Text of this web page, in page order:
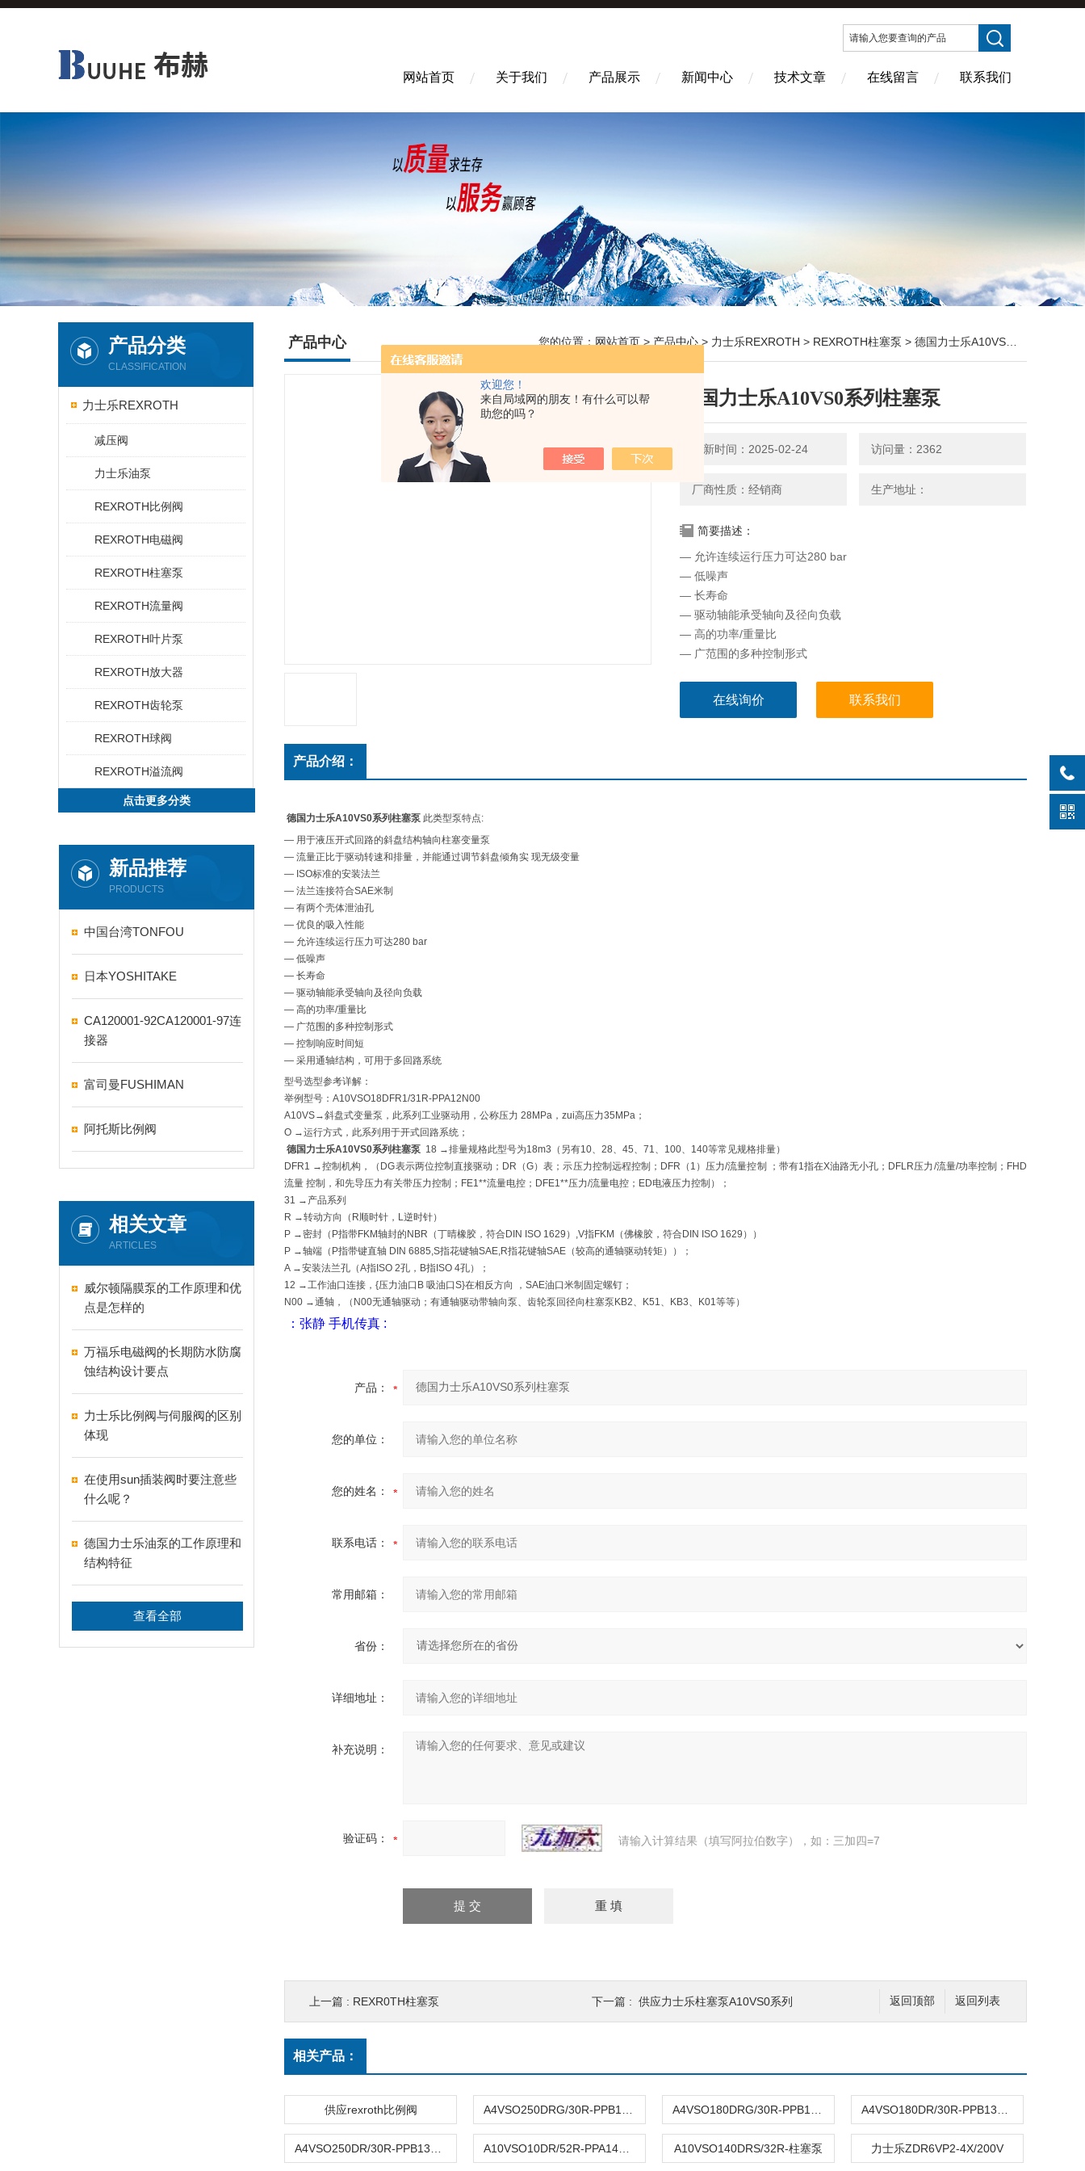
欢迎您！
来自局域网的朋友！有什么可以帮
助您的吗？
网站首页 关于我们 产品展示 新闻中心 技术文章 在线留言 联系我们
产品分类
CLASSIFICATION
力士乐REXROTH
减压阀
力士乐油泵
REXROTH比例阀
REXROTH电磁阀
REXROTH柱塞泵
REXROTH流量阀
REXROTH叶片泵
REXROTH放大器
REXROTH齿轮泵
REXROTH球阀
REXROTH溢流阀
点击更多分类
新品推荐
PRODUCTS
中国台湾TONFOU
日本YOSHITAKE
CA120001-92CA120001-97连
接器
富司曼FUSHIMAN
阿托斯比例阀
相关文章
ARTICLES
威尔顿隔膜泵的工作原理和优
点是怎样的
万福乐电磁阀的长期防水防腐
蚀结构设计要点
力士乐比例阀与伺服阀的区别
体现
在使用sun插装阀时要注意些
什么呢？
德国力士乐油泵的工作原理和
结构特征
查看全部
产品中心 您的位置： 网站首页 > 产品中心 > 力士乐REXROTH > REXROTH柱塞泵 > 德国力士乐A10VS0系列柱塞泵
德国力士乐A10VS0系列柱塞泵
更新时间：2025-02-24 访问量：2362
厂商性质：经销商 生产地址：
简要描述：
— 允许连续运行压力可达280 bar
— 低噪声
— 长寿命
— 驱动轴能承受轴向及径向负载
— 高的功率/重量比
— 广范围的多种控制形式
— 采用通轴结构，可用于多回路系统
在线询价 联系我们
产品介绍：
德国力士乐A10VS0系列柱塞泵 此类型泵特点:
— 用于液压开式回路的斜盘结构轴向柱塞变量泵
— 流量正比于驱动转速和排量，并能通过调节斜盘倾角实 现无级变量
— ISO标准的安装法兰
— 法兰连接符合SAE米制
— 有两个壳体泄油孔
— 优良的吸入性能
— 允许连续运行压力可达280 bar
— 低噪声
— 长寿命
— 驱动轴能承受轴向及径向负载
— 高的功率/重量比
— 广范围的多种控制形式
— 控制响应时间短
— 采用通轴结构，可用于多回路系统
型号选型参考详解：
举例型号：A10VSO18DFR1/31R-PPA12N00
A10VS→斜盘式变量泵，此系列工业驱动用，公称压力 28MPa，zui高压力35MPa；
O →运行方式，此系列用于开式回路系统；
德国力士乐A10VS0系列柱塞泵 18 →排量规格此型号为18m3（另有10、28、45、71、100、140等常见规格排量）
DFR1 →控制机构，（DG表示两位控制直接驱动；DR（G）表；示压力控制远程控制；DFR（1）压力/流量控制 ；带有1指在X油路无小孔；DFLR压力/流量/功率控制；FHD
流量 控制，和先导压力有关带压力控制；FE1**流量电控；DFE1**压力/流量电控；ED电液压力控制）；
31 →产品系列
R →转动方向（R顺时针，L逆时针）
P →密封（P指带FKM轴封的NBR（丁晴橡胶，符合DIN ISO 1629）,V指FKM（佛橡胶，符合DIN ISO 1629））
P →轴端（P指带键直轴 DIN 6885,S指花键轴SAE,R指花键轴SAE（较高的通轴驱动转矩））；
A →安装法兰孔（A指ISO 2孔，B指ISO 4孔）；
12 →工作油口连接，{压力油口B 吸油口S}在相反方向 ，SAE油口米制固定螺钉；
N00 →通轴，（N00无通轴驱动；有通轴驱动带轴向泵、齿轮泵回径向柱塞泵KB2、K51、KB3、K01等等）
：张静 手机传真 :
产品：
您的单位：
您的姓名：
联系电话：
常用邮箱：
省份：
详细地址：
补充说明：
验证码： 请输入计算结果（填写阿拉伯数字），如：三加四=7
返回列表
返回顶部
上一篇 : REXR0TH柱塞泵 下一篇 : 供应力士乐柱塞泵A10VS0系列
相关产品：
供应rexroth比例阀
A10VSO140DRS/32R-柱塞泵 力士乐ZDR6VP2-4X/200V